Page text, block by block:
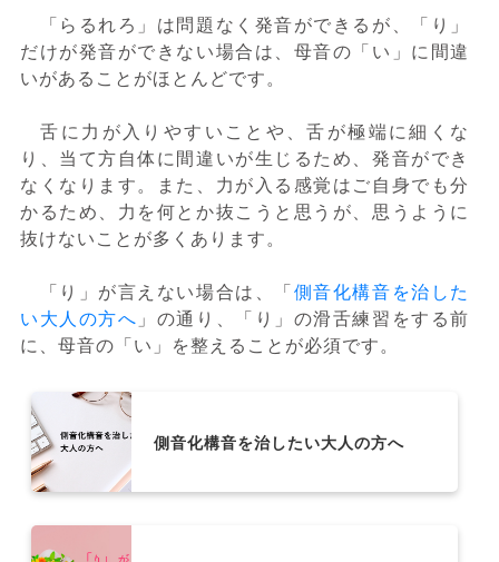
「らるれろ」は問題なく発音ができるが、「り」
だけが発音ができない場合は、母音の「い」に間違
いがあることがほとんどです。
舌に力が入りやすいことや、舌が極端に細くな
り、当て方自体に間違いが生じるため、発音ができ
なくなります。また、力が入る感覚はご自身でも分
かるため、力を何とか抜こうと思うが、思うように
抜けないことが多くあります。
「り」が言えない場合は、「側音化構音を治した
い大人の方へ 」の通り、「り」の滑舌練習をする前
に、母音の「い」を整えることが必須です。
側音化構音を治したい大人の方へ